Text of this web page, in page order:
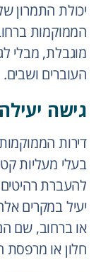
יכולת התמרון
הממוקמות
מוגבלת, מבלי
העוברים ושבים.
גישה
דירות
בעלי מעליות
להעברת רהיטים
יעיל במקרים
או ברחוב, שם
חלון או מרפסת